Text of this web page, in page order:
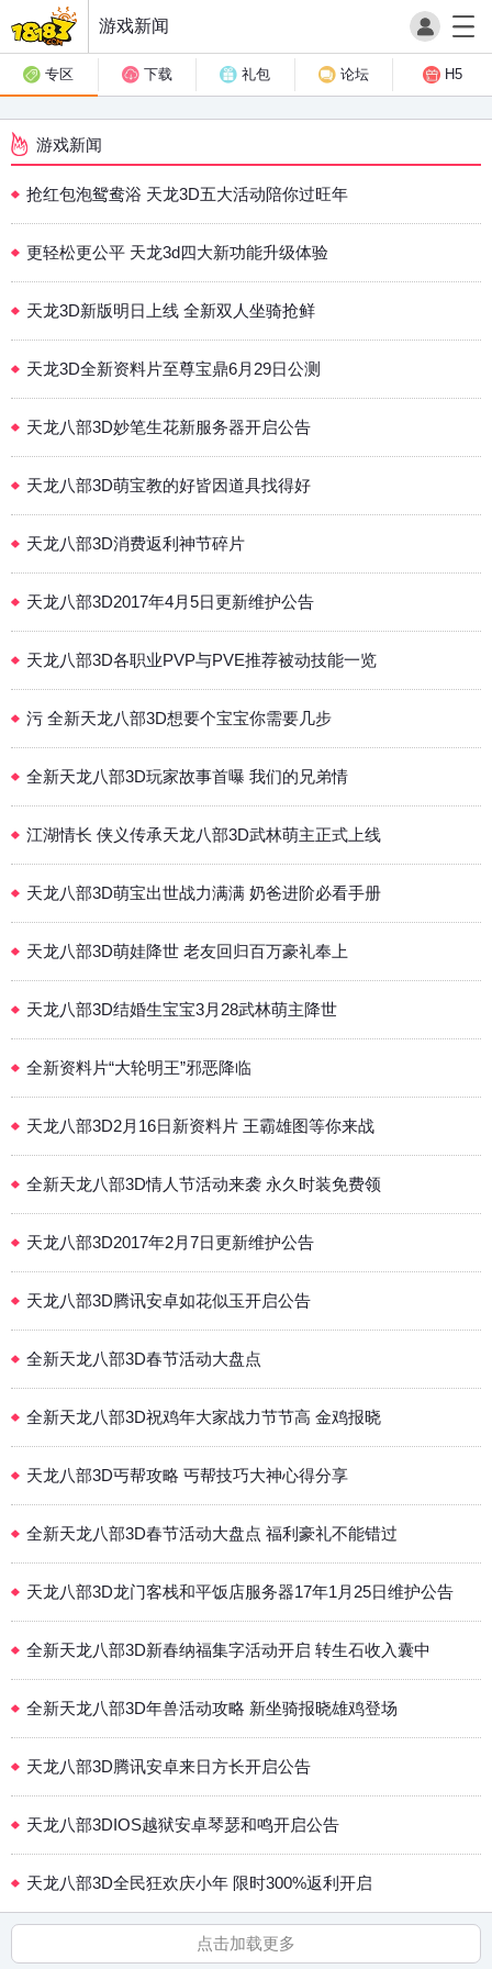
游戏新闻
专区 下载 礼包 论坛 H5
游戏新闻
抢红包泡鸳鸯浴 天龙3D五大活动陪你过旺年
更轻松更公平 天龙3d四大新功能升级体验
天龙3D新版明日上线 全新双人坐骑抢鲜
天龙3D全新资料片至尊宝鼎6月29日公测
天龙八部3D妙笔生花新服务器开启公告
天龙八部3D萌宝教的好皆因道具找得好
天龙八部3D消费返利神节碎片
天龙八部3D2017年4月5日更新维护公告
天龙八部3D各职业PVP与PVE推荐被动技能一览
污 全新天龙八部3D想要个宝宝你需要几步
全新天龙八部3D玩家故事首曝 我们的兄弟情
江湖情长 侠义传承天龙八部3D武林萌主正式上线
天龙八部3D萌宝出世战力满满 奶爸进阶必看手册
天龙八部3D萌娃降世 老友回归百万豪礼奉上
天龙八部3D结婚生宝宝3月28武林萌主降世
全新资料片“大轮明王”邪恶降临
天龙八部3D2月16日新资料片 王霸雄图等你来战
全新天龙八部3D情人节活动来袭 永久时装免费领
天龙八部3D2017年2月7日更新维护公告
天龙八部3D腾讯安卓如花似玉开启公告
全新天龙八部3D春节活动大盘点
全新天龙八部3D祝鸡年大家战力节节高 金鸡报晓
天龙八部3D丐帮攻略 丐帮技巧大神心得分享
全新天龙八部3D春节活动大盘点 福利豪礼不能错过
天龙八部3D龙门客栈和平饭店服务器17年1月25日维护公告
全新天龙八部3D新春纳福集字活动开启 转生石收入囊中
全新天龙八部3D年兽活动攻略 新坐骑报晓雄鸡登场
天龙八部3D腾讯安卓来日方长开启公告
天龙八部3DIOS越狱安卓琴瑟和鸣开启公告
天龙八部3D全民狂欢庆小年 限时300%返利开启
点击加载更多